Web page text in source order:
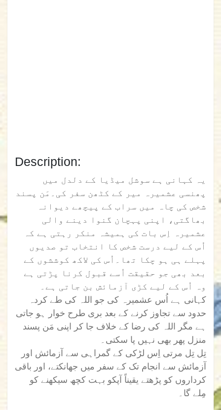
Description:
یہ کہانی ہے سوشل میڈیا کے دلدل میں
پھنسی عشمیرہ میر کے کٹھن سفر کی۔مَن پسند
شخص کی چاہ میں سراب کے پیچھے دیوانہ
بھاگتی، اپنی پہچان گنوا دینے والی
عشمیرہ اِس بات کی ہمیشہ منکر رہتی ہے کہ
اُس کے لیے درست شخص کا انتخاب تو صدیوں
پہلے ہی ہو چکا تھا۔اُس کی لاکھ کوششوں کے
بعد بھی جو حقیقت اُسے قبول کرنا پڑتی ہے
وہ اُس کے لیے کڑی آزمائش بن جاتی ہے۔
کہانی ہے اُس عشمیرہ کی جو اللہ کی طے کردہ
حدود سے تجاوز کرنے کے بعد بری طرح خوار ہو جاتی
ہے مگر اللہ کی رضا کے خلاف جا کر اپنی مَن پسند
منزل پھر بھی نہیں پا سکتی۔
تِل تِل مرتی اِس لڑکی کے گمراہی سے آزمائش اور
آزمائش سے انجام تک کے سفر میں جھانکتے، اور باقی
کرداروں کو پڑھتے یقیناً آپکو بہت کچھ سیکھنے کو
مِلے گا۔